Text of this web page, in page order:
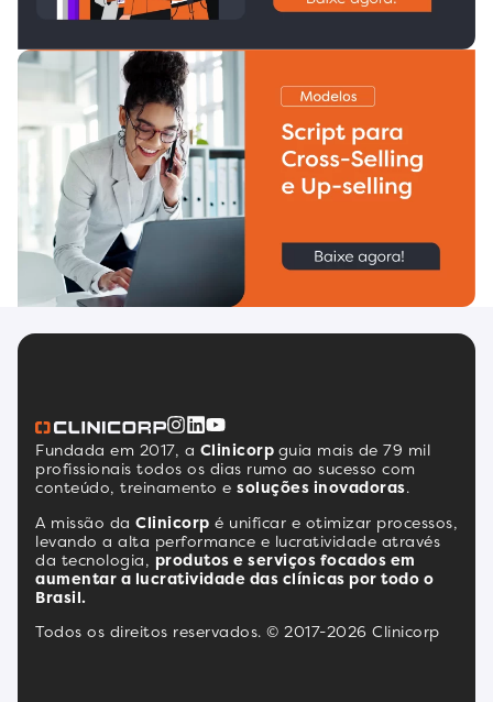
Fundada em 2017, a Clinicorp guia mais de 79 mil
profissionais todos os dias rumo ao sucesso com
conteúdo, treinamento e soluções inovadoras.
A missão da Clinicorp é unificar e otimizar processos,
levando a alta performance e lucratividade através
da tecnologia, produtos e serviços focados em
aumentar a lucratividade das clínicas por todo o
Brasil.
Todos os direitos reservados. © 2017-2026 Clinicorp